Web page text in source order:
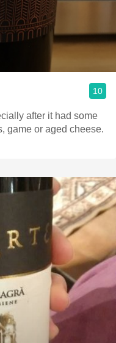
10
after it had some
game or aged cheese.